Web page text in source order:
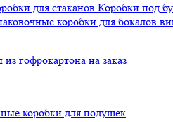
для стаканов Коробки под
коробки для бокалов
гофрокартона на заказ
коробки для подушек